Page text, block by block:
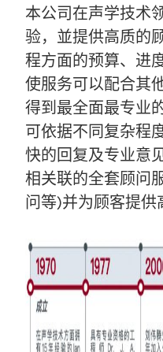
本公司在声学技术
验，並提供高质的
程方面的预算、进
使服务可以配合其
得到最全面最专业
可依据不同复杂程
快的回复及专业意
相关联的全套顾问
问等)并为顾客提供